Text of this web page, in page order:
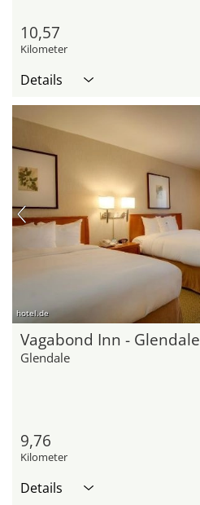
10,57
Kilometer
Details
hotel.de
Vagabond Inn - Glendale
Glendale
9,76
Kilometer
Details